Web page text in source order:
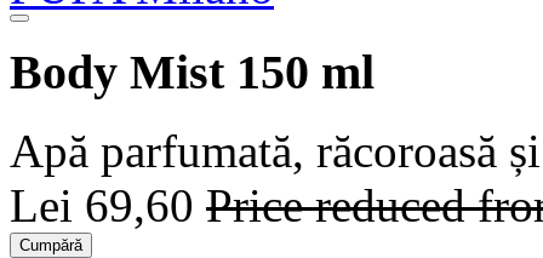
Body Mist 150 ml
Apă parfumată, răcoroasă
Lei 69,60 Price reduced
Cumpără